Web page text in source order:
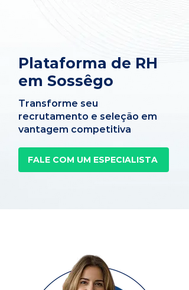
Plataforma de RH
em Sossêgo
Transforme seu
recrutamento e seleção em
vantagem competitiva
FALE COM UM ESPECIALISTA